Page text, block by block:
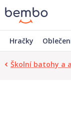
Hračky
Školní batohy a